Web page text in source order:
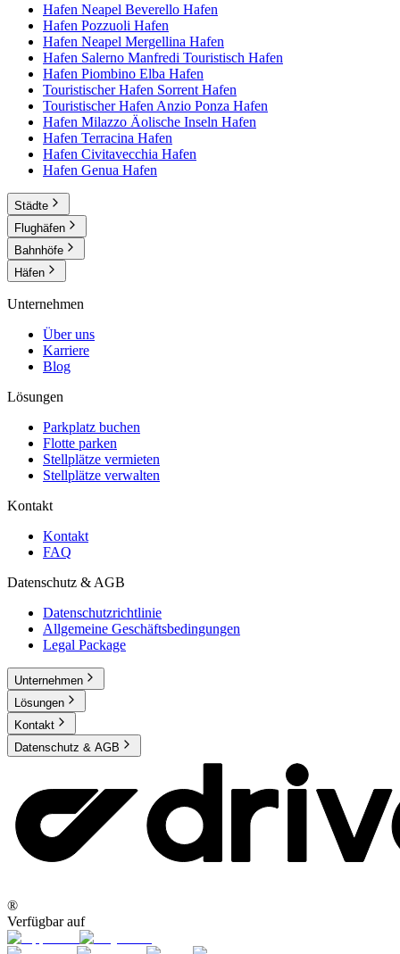
Hafen Neapel Beverello Hafen
Hafen Pozzuoli Hafen
Hafen Neapel Mergellina Hafen
Hafen Salerno Manfredi Touristisch Hafen
Hafen Piombino Elba Hafen
Touristischer Hafen Sorrent Hafen
Touristischer Hafen Anzio Ponza Hafen
Hafen Milazzo Äolische Inseln Hafen
Hafen Terracina Hafen
Hafen Civitavecchia Hafen
Hafen Genua Hafen
Städte
Flughäfen
Bahnhöfe
Häfen
Unternehmen
Über uns
Karriere
Blog
Lösungen
Parkplatz buchen
Flotte parken
Stellplätze vermieten
Stellplätze verwalten
Kontakt
Kontakt
FAQ
Datenschutz & AGB
Datenschutzrichtlinie
Allgemeine Geschäftsbedingungen
Legal Package
Unternehmen
Lösungen
Kontakt
Datenschutz & AGB
®
Verfügbar auf